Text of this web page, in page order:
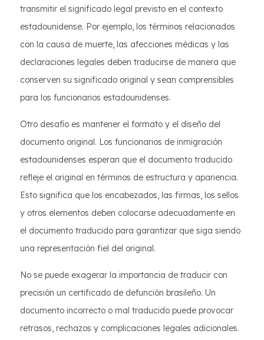
transmitir el significado legal previsto en el contexto
estadounidense. Por ejemplo, los términos relacionados
con la causa de muerte, las afecciones médicas y las
declaraciones legales deben traducirse de manera que
conserven su significado original y sean comprensibles
para los funcionarios estadounidenses.
Otro desafío es mantener el formato y el diseño del
documento original. Los funcionarios de inmigración
estadounidenses esperan que el documento traducido
refleje el original en términos de estructura y apariencia.
Esto significa que los encabezados, las firmas, los sellos
y otros elementos deben colocarse adecuadamente en
el documento traducido para garantizar que siga siendo
una representación fiel del original.
No se puede exagerar la importancia de traducir con
precisión un certificado de defunción brasileño. Un
documento incorrecto o mal traducido puede provocar
retrasos, rechazos y complicaciones legales adicionales.